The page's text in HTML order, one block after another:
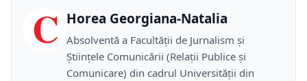
C Horea Georgiana-Natalia
Absolventă a Facultății de Jurnalism și
Științele Comunicării (Relații Publice și
Comunicare) din cadrul Universității din